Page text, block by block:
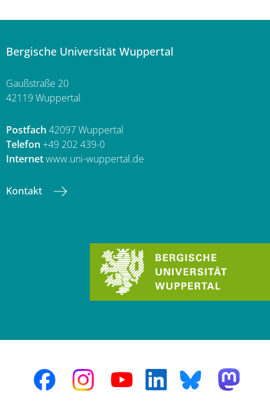
Bergische Universität Wuppertal
Gaußstraße 20
42119 Wuppertal
Postfach 42097 Wuppertal
Telefon +49 202 439-0
Internetwww.uni-wuppertal.de
Kontakt